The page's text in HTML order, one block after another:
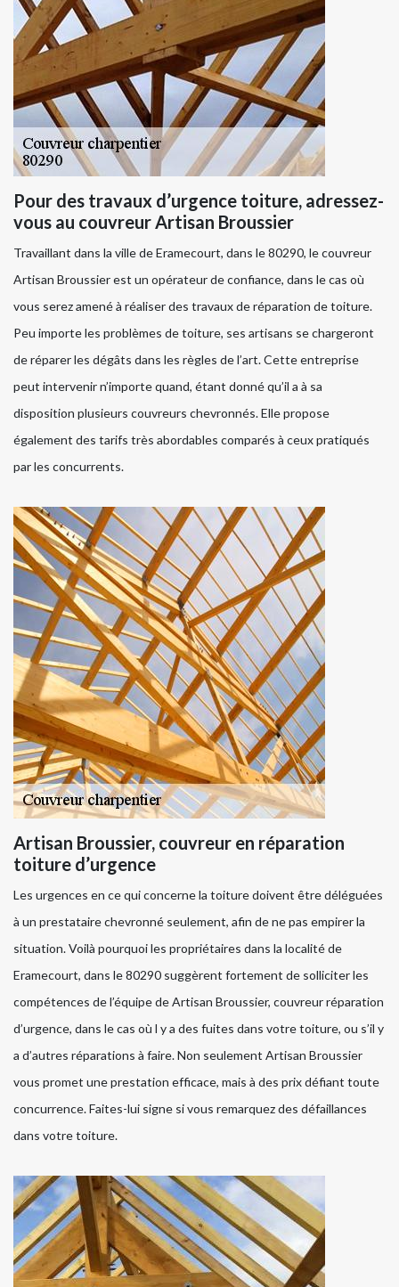
Pour des travaux d’urgence toiture, adressez-
vous au couvreur Artisan Broussier
Travaillant dans la ville de Eramecourt, dans le 80290, le couvreur
Artisan Broussier est un opérateur de confiance, dans le cas où
vous serez amené à réaliser des travaux de réparation de toiture.
Peu importe les problèmes de toiture, ses artisans se chargeront
de réparer les dégâts dans les règles de l’art. Cette entreprise
peut intervenir n’importe quand, étant donné qu’il a à sa
disposition plusieurs couvreurs chevronnés. Elle propose
également des tarifs très abordables comparés à ceux pratiqués
par les concurrents.
Artisan Broussier, couvreur en réparation
toiture d’urgence
Les urgences en ce qui concerne la toiture doivent être déléguées
à un prestataire chevronné seulement, afin de ne pas empirer la
situation. Voilà pourquoi les propriétaires dans la localité de
Eramecourt, dans le 80290 suggèrent fortement de solliciter les
compétences de l’équipe de Artisan Broussier, couvreur réparation
d’urgence, dans le cas où l y a des fuites dans votre toiture, ou s’il y
a d’autres réparations à faire. Non seulement Artisan Broussier
vous promet une prestation efficace, mais à des prix défiant toute
concurrence. Faites-lui signe si vous remarquez des défaillances
dans votre toiture.